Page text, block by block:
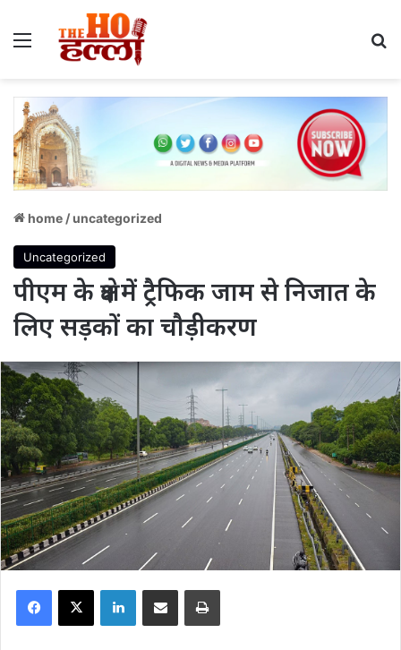
Menu
home /uncategorized
Uncategorized
पीएम के क्षेत्र में ट्रैफिक जाम से निजात के
लिए सड़कों का चौड़ीकरण
Facebook
X LinkedInShare via Email Print